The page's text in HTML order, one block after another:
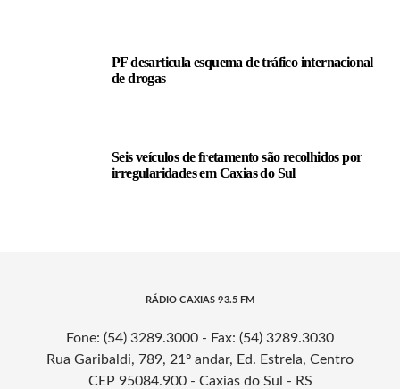
PF desarticula esquema de tráfico internacional
de drogas
Seis veículos de fretamento são recolhidos por
irregularidades em Caxias do Sul
RÁDIO CAXIAS 93.5 FM
Fone: (54) 3289.3000 - Fax: (54) 3289.3030
Rua Garibaldi, 789, 21º andar, Ed. Estrela, Centro
CEP 95084.900 - Caxias do Sul - RS